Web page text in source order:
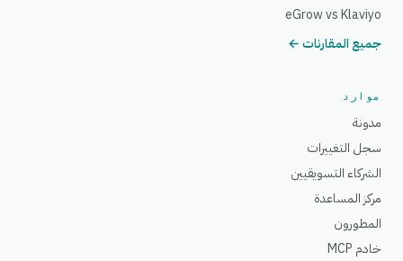
eGrow vs Klaviyo
جميع المقارنات ←
موارد
مدونة
سجل التغييرات
الشركاء التسويقيين
مركز المساعدة
المطورون
خادم MCP